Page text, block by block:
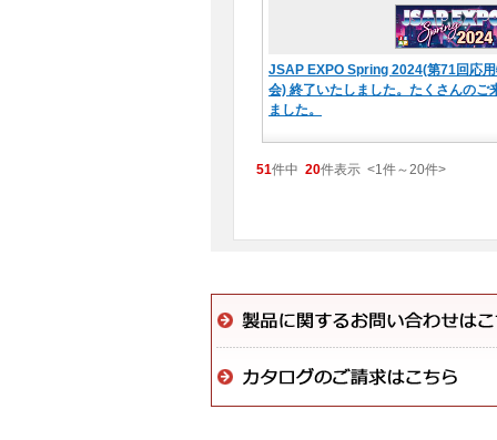
JSAP EXPO Spring 2024(第71回応
会) 終了いたしました。たくさんのご
ました。
51件中 20件表示 <1件～20件>